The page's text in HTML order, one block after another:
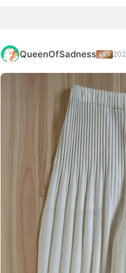
QueenOfSadness